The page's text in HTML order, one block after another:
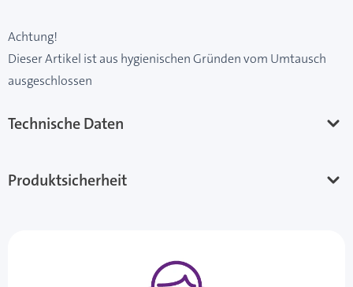
Achtung!
Dieser Artikel ist aus hygienischen Gründen vom Umtausch
ausgeschlossen
Technische Daten
Produktsicherheit